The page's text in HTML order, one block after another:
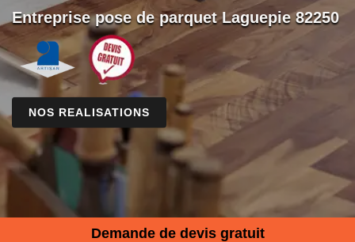
Entreprise pose de parquet Laguepie 82250
NOS REALISATIONS
Demande de devis gratuit